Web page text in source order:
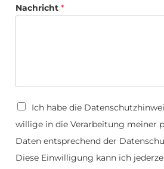
a
d
a
e
s
c
h
u
t
z
Nachricht *
D
t
e
n
s
Ich habe die
willige in die Verarbeitung meiner
Daten entsprechend der
Diese Einwilligung kann ich